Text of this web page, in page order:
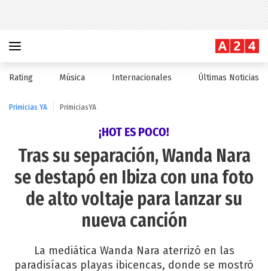
Rating Música Internacionales Últimas Noticias
Primicias YA PrimiciasYA
¡HOT ES POCO!
Tras su separación, Wanda Nara
se destapó en Ibiza con una foto
de alto voltaje para lanzar su
nueva canción
La mediática Wanda Nara aterrizó en las
paradisíacas playas ibicencas, donde se mostró